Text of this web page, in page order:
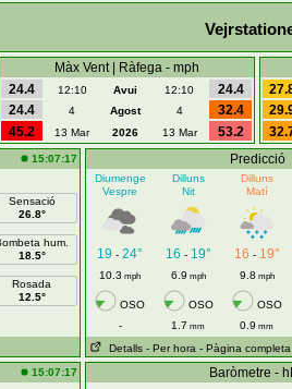
Màx Vent | Ràfega - mph
24.4
12:10 Avui 12:10
24.4
24.4
4 Agost 4
32.4
45.2
13 Mar 2026 13 Mar 53.2
15:07:17
Sensació
26.8°
hum.
18.5°
Rosada
12.5°
Predicció
Diumenge
Vespre
Dilluns
Nit
Dilluns
Matí
19 - 24° 16 - 19° 16 - 19°
10.3 mph 6.9 mph 9.8 mph
OSO OSO OSO
-
1.7 mm 0.9 mm
Detalls - Per hora - Pàgina completa
15:07:17 Baròmetre -